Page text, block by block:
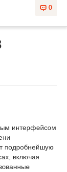
0
интерфейсом
подробнейшую
включая